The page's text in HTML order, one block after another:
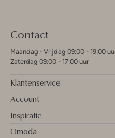
Contact
Maandag - Vrijdag 09:00 - 19:00
Zaterdag 09:00 - 17:00 uur
Klantenservice
Account
Inspiratie
Omoda